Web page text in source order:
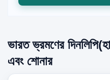
ভারত ভ্রমণের
এবং শোনার